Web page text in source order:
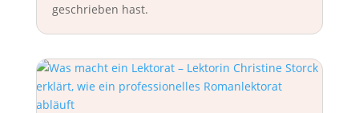
geschrieben hast.